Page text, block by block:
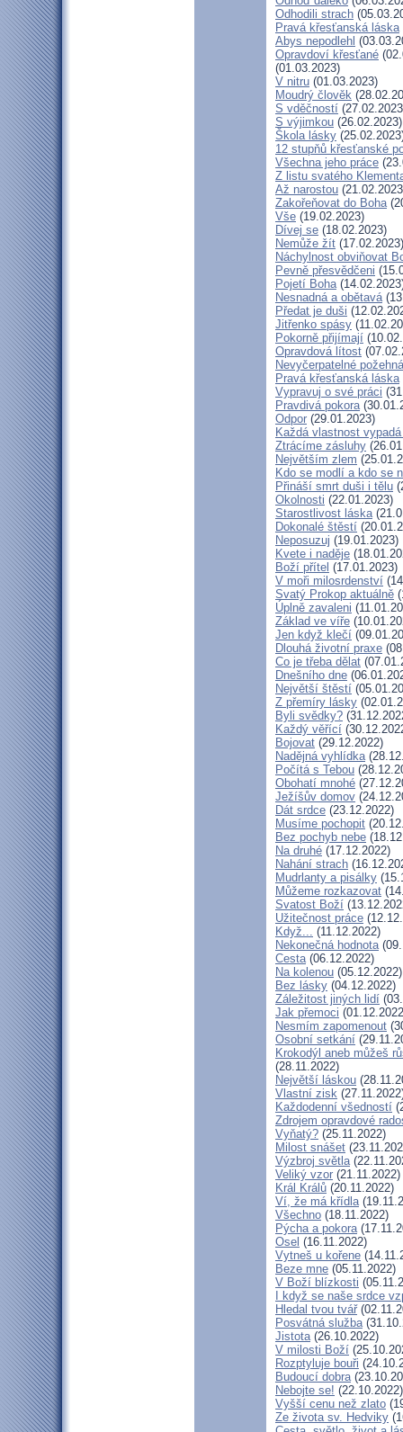
Odhodili strach
Pravá křesťanská láska
Abys nepodlehl
Opravdoví křesťané
(01.03.2023)
V nitru (01.03.2023)
Moudrý člověk
S vděčností
S výjimkou (26.02.2023)
Škola lásky
12 stupňů křesťanské
Všechna jeho práce
Z listu svatého
Až narostou
Zakořeňovat do Boha
Vše (19.02.2023)
Dívej se (18.02.2023)
Nemůže žít (17.02.2023)
Náchylnost obviňovat
Pevně přesvědčeni
Pojetí Boha
Nesnadná a obětavá
Předat je duši
Jitřenko spásy
Pokorně přijímají
Opravdová lítost
Nevyčerpatelné
Pravá křesťanská láska
Vypravuj o své práci
Pravdivá pokora
Odpor (29.01.2023)
Každá vlastnost
Ztrácíme zásluhy
Největším zlem
Kdo se modlí a kdo se
Přináší smrt duši i tělu
Okolnosti (22.01.2023)
Starostlivost láska
Dokonalé štěstí
Neposuzuj (19.01.2023)
Kvete i naděje
Boží přítel (17.01.2023)
V moři milosrdenství
Svatý Prokop aktuálně
Úplně zavaleni
Základ ve víře
Jen když klečí
Dlouhá životní praxe
Co je třeba dělat
Dnešního dne
Největší štěstí
Z přemíry lásky
Byli svědky?
Každý věřící
Bojovat (29.12.2022)
Nadějná vyhlídka
Počítá s Tebou
Obohatí mnohé
Ježíšův domov
Dát srdce (23.12.2022)
Musíme pochopit
Bez pochyb nebe
Na druhé (17.12.2022)
Nahání strach
Mudrlanty a pisálky
Můžeme rozkazovat
Svatost Boží
Užitečnost práce
Když... (11.12.2022)
Nekonečná hodnota
Cesta(06.12.2022)
Na kolenou (05.12.2022)
Bez lásky (04.12.2022)
Záležitost jiných lidí
Jak přemoci
Nesmím zapomenout
Osobní setkání
Krokodýl aneb můžeš
(28.11.2022)
Největší láskou
Vlastní zisk
Každodenní všedností
Zdrojem opravdové
Vyňatý? (25.11.2022)
Milost snášet
Výzbroj světla
Veliký vzor (21.11.2022)
Král Králů (20.11.2022)
Ví, že má křídla
Všechno (18.11.2022)
Pýcha a pokora
Osel (16.11.2022)
Vytneš u kořene
Beze mne (05.11.2022)
V Boží blízkosti
I když se naše srdce
Hledal tvou tvář
Posvátná služba
Jistota(26.10.2022)
V milosti Boží
Rozptyluje bouři
Budoucí dobra
Nebojte se! (22.10.2022)
Vyšší cenu než zlato
Ze života sv. Hedviky